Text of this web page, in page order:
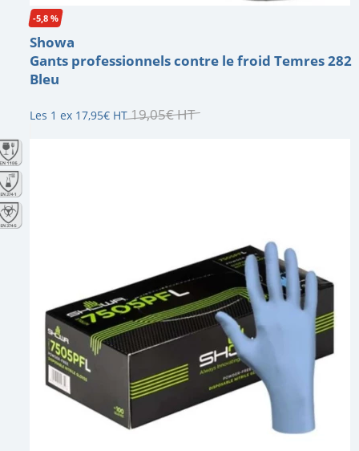
-5,8 %
Showa
Gants professionnels contre le froid Temres 282
Bleu
Les 1 ex 17,95€ HT 19,05€HT